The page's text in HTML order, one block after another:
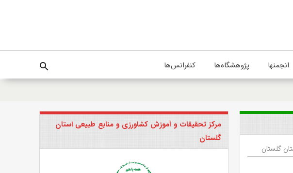
انجمنها پژوهشگاه‌ها کنفرانس‌ها search
گلستان
مرکز تحقیقات و آموزش کشاورزی و منابع طبیعی استان
گلستان